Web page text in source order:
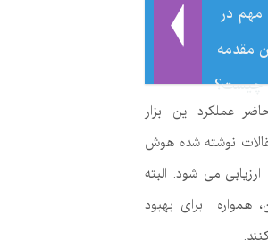
در
مقدمه
چیست؟
عملکرد این ابزار
نوشته شده هوش
می شود. البته
همواره برای بهبود